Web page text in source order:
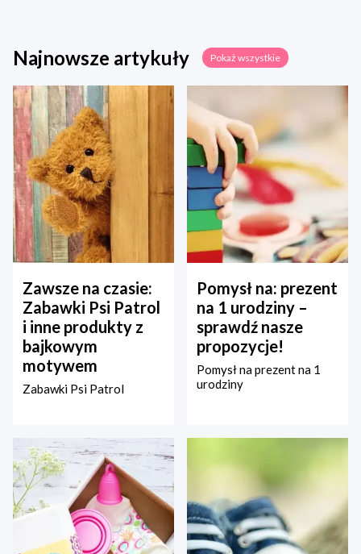
Najnowsze artykuły Pokaż wszystkie
Zawsze na czasie:
Zabawki Psi Patrol
i inne produkty z
bajkowym
motywem
Zabawki Psi Patrol
Pomysł na: prezent
na 1 urodziny –
sprawdź nasze
propozycje!
Pomysł na prezent na 1
urodziny